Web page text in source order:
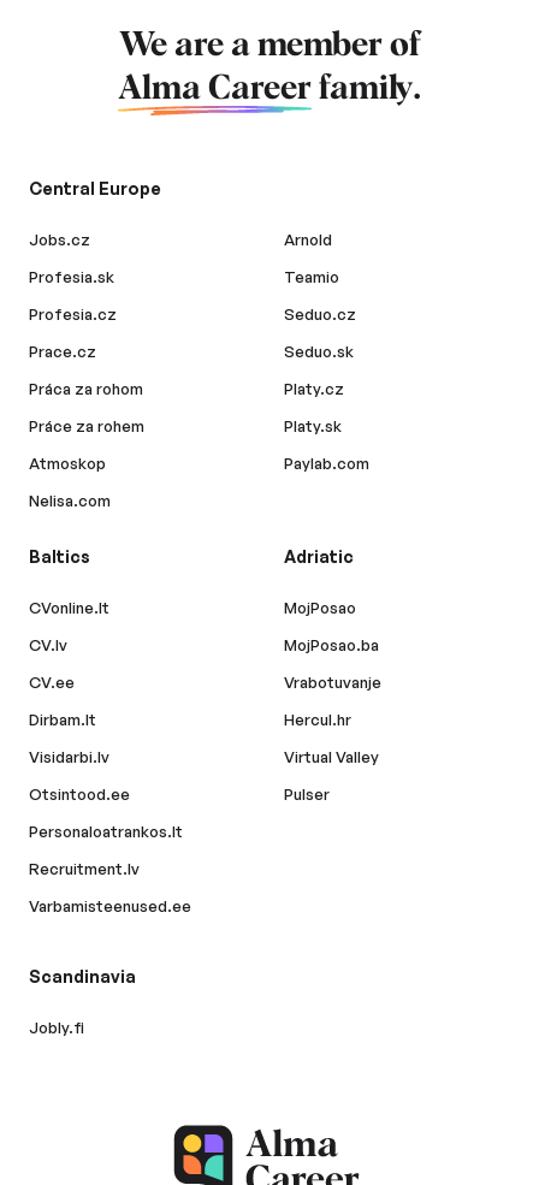
We are a member of
Alma Career family.
Central Europe
Jobs.cz
Profesia.sk
Profesia.cz
Prace.cz
Práca za rohom
Práce za rohem
Atmoskop
Nelisa.com
Arnold
Teamio
Seduo.cz
Seduo.sk
Platy.cz
Platy.sk
Paylab.com
Baltics
CVonline.lt
CV.lv
CV.ee
Dirbam.lt
Visidarbi.lv
Otsintood.ee
Personaloatrankos.lt
Recruitment.lv
Varbamisteenused.ee
Adriatic
MojPosao
MojPosao.ba
Vrabotuvanje
Hercul.hr
Virtual Valley
Pulser
Scandinavia
Jobly.fi